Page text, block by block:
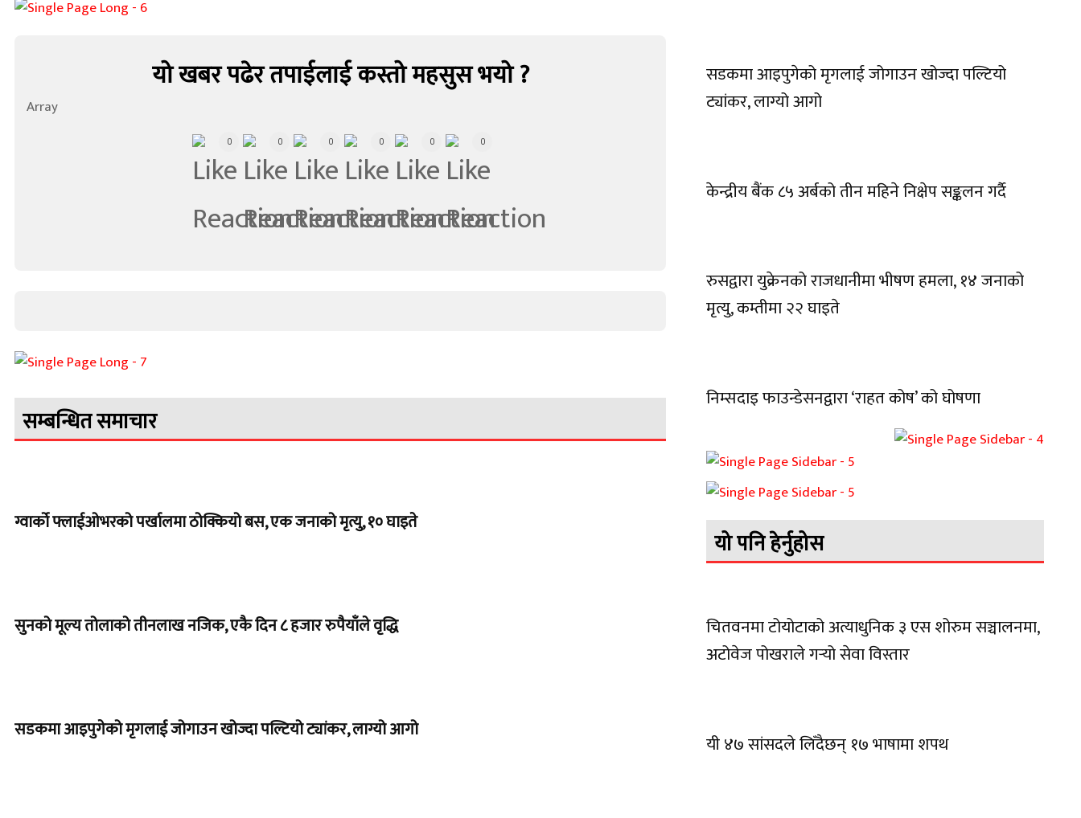
यो खबर पढेर तपाईलाई कस्तो महसुस भयो ?
Array
0 0 0 0 0 0
सम्बन्धित समाचार
ग्वार्को फ्लाईओभरको पर्खालमा ठोक्कियो बस, एक जनाको मृत्यु, १० घाइते
सुनको मूल्य तोलाको तीनलाख नजिक, एकै दिन ८ हजार रुपैयाँले वृद्धि
सडकमा आइपुगेको मृगलाई जोगाउन खोज्दा पल्टियो ट्यांकर, लाग्यो आगो
सडकमा आइपुगेको मृगलाई जोगाउन खोज्दा पल्टियो
ट्यांकर, लाग्यो आगो
केन्द्रीय बैंक ८५ अर्बको तीन महिने निक्षेप सङ्कलन गर्दै
रुसद्वारा युक्रेनको राजधानीमा भीषण हमला, १४ जनाको
मृत्यु, कम्तीमा २२ घाइते
निम्सदाइ फाउन्डेसनद्वारा ‘राहत कोष’ को घोषणा
यो पनि हेर्नुहोस
चितवनमा टोयोटाको अत्याधुनिक ३ एस शोरुम सञ्चालनमा,
अटोवेज पोखराले गर्‍यो सेवा विस्तार
यी ४७ सांसदले लिँदैछन् १७ भाषामा शपथ